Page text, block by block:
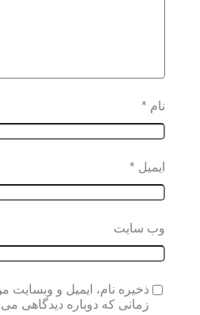
نام *
ایمیل *
وب‌ سایت
ذخیره نام، ایمیل و وبسایت
زمانی که دوباره دیدگاهی